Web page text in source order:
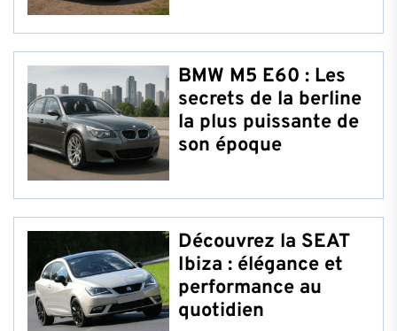
BMW M5 E60 : Les
secrets de la berline
la plus puissante de
son époque
Découvrez la SEAT
Ibiza : élégance et
performance au
quotidien